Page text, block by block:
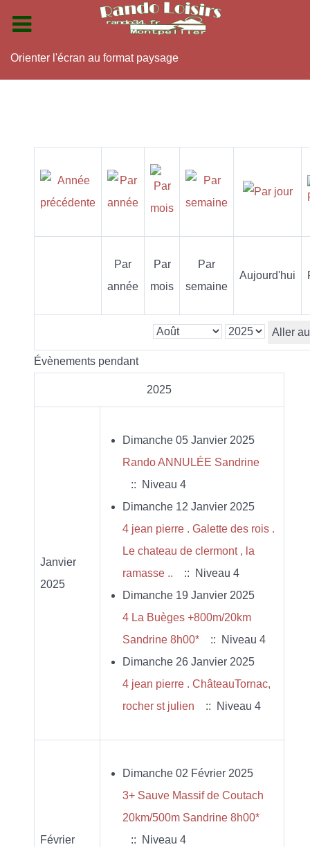
Orienter l'écran au format paysage
Par
année
Par
mois
Par
semaine
Aujourd'hui
Aller
Évènements pendant
2025
Janvier
2025
Dimanche 05 Janvier 2025
Rando ANNULÉE Sandrine
:: Niveau 4
Dimanche 12 Janvier 2025
4 jean pierre . Galette des rois .
Le chateau de clermont , la
ramasse ..
:: Niveau 4
Dimanche 19 Janvier 2025
4 La Buèges +800m/20km
Sandrine 8h00*
:: Niveau 4
Dimanche 26 Janvier 2025
4 jean pierre . ChâteauTornac,
rocher st julien
:: Niveau 4
Février
Dimanche 02 Février 2025
3+ Sauve Massif de Coutach
20km/500m Sandrine 8h00*
:: Niveau 4